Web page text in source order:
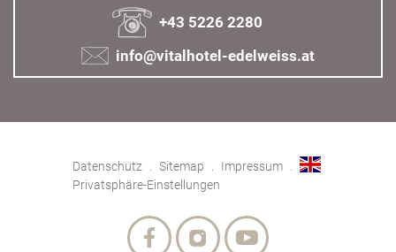
+43 5226 2280
info@vitalhotel-edelweiss.at
Datenschutz Sitemap
Impressum
Privatsphäre-Einstellungen